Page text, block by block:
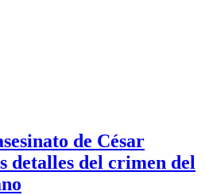
de César
detalles del crimen del